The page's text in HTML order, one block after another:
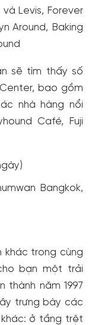
và Levis, Forever
Around, Baking
sẽ tìm thấy số
bao gồm
nhà hàng nổi
Café, Fuji
Bangkok,
khác trong cùng
bạn một trải
thành năm 1997
trưng bày các
ở tầng trệt